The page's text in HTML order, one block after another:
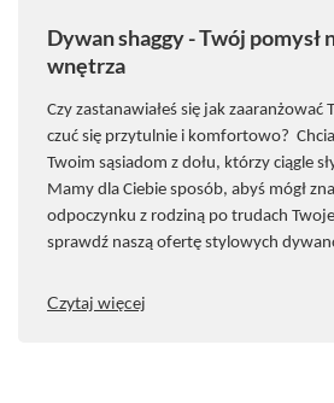
Dywan shaggy - Twój pomysł
wnętrza
Czy zastanawiałeś się jak zaaranżować
czuć się przytulnie i komfortowo?
Twoim sąsiadom z dołu, którzy ciągle
Mamy dla Ciebie sposób, abyś mógł
odpoczynku z rodziną po trudach
sprawdź naszą ofertę stylowych dywan
Czytaj więcej